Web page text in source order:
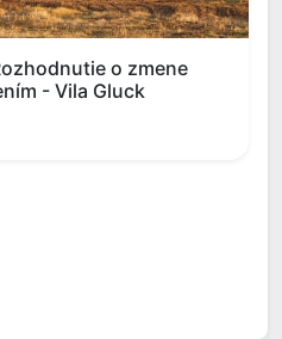
o zmene
- Vila Gluck